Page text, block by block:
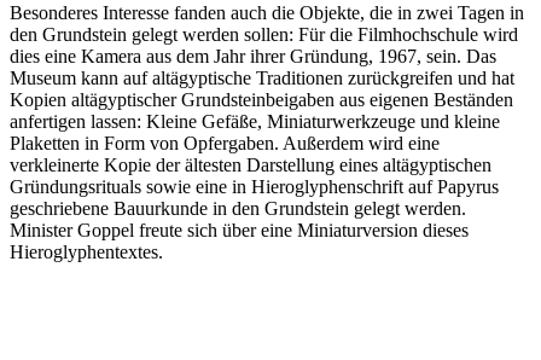
Besonderes Interesse fanden auch die Objekte, die in zwei Tagen in
den Grundstein gelegt werden sollen: Für die Filmhochschule wird
dies eine Kamera aus dem Jahr ihrer Gründung, 1967, sein. Das
Museum kann auf altägyptische Traditionen zurückgreifen und hat
Kopien altägyptischer Grundsteinbeigaben aus eigenen Beständen
anfertigen lassen: Kleine Gefäße, Miniaturwerkzeuge und kleine
Plaketten in Form von Opfergaben. Außerdem wird eine
verkleinerte Kopie der ältesten Darstellung eines altägyptischen
Gründungsrituals sowie eine in Hieroglyphenschrift auf Papyrus
geschriebene Bauurkunde in den Grundstein gelegt werden.
Minister Goppel freute sich über eine Miniaturversion dieses
Hieroglyphentextes.